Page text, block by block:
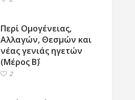
Περί Ομογένειας,
Αλλαγών, Θεσμών και
νέας γενιάς ηγετών
(Μέρος Β΄)
2